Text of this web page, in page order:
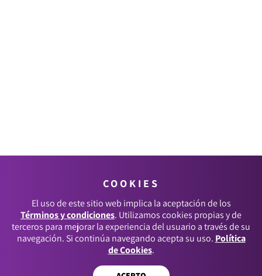
COOKIES
El uso de este sitio web implica la aceptación de los
Términos y condiciones. Utilizamos cookies propias y de
terceros para mejorar la experiencia del usuario a través de su
navegación. Si continúa navegando acepta su uso. Política
de Cookies.